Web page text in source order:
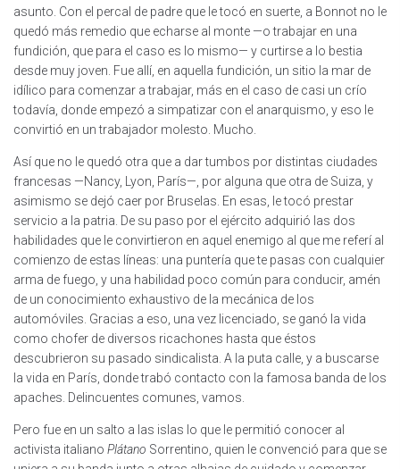
asunto. Con el percal de padre que le tocó en suerte, a Bonnot no le
quedó más remedio que echarse al monte —o trabajar en una
fundición, que para el caso es lo mismo— y curtirse a lo bestia
desde muy joven. Fue allí, en aquella fundición, un sitio la mar de
idílico para comenzar a trabajar, más en el caso de casi un crío
todavía, donde empezó a simpatizar con el anarquismo, y eso le
convirtió en un trabajador molesto. Mucho.
Así que no le quedó otra que a dar tumbos por distintas ciudades
francesas —Nancy, Lyon, París—, por alguna que otra de Suiza, y
asimismo se dejó caer por Bruselas. En esas, le tocó prestar
servicio a la patria. De su paso por el ejército adquirió las dos
habilidades que le convirtieron en aquel enemigo al que me referí al
comienzo de estas líneas: una puntería que te pasas con cualquier
arma de fuego, y una habilidad poco común para conducir, amén
de un conocimiento exhaustivo de la mecánica de los
automóviles. Gracias a eso, una vez licenciado, se ganó la vida
como chofer de diversos ricachones hasta que éstos
descubrieron su pasado sindicalista. A la puta calle, y a buscarse
la vida en París, donde trabó contacto con la famosa banda de los
apaches. Delincuentes comunes, vamos.
Pero fue en un salto a las islas lo que le permitió conocer al
activista italiano Plátano Sorrentino, quien le convenció para que se